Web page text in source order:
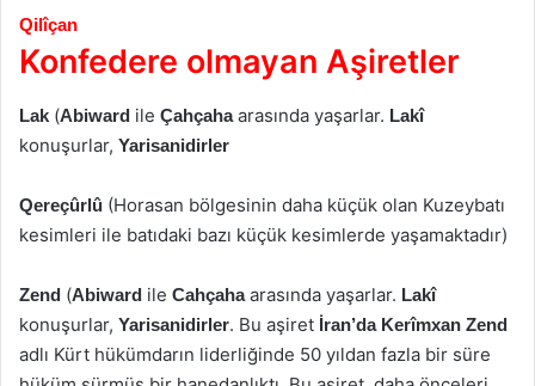
Qilîçan
Konfedere olmayan Aşiretler
Lak (Abiward ile Çahçahaarasında yaşarlar. Lakî
konuşurlar, Yarisanidirler
Qereçûrlû (Horasan bölgesinin daha küçük olan Kuzeybatı
kesimleri ile batıdaki bazı küçük kesimlerde yaşamaktadır)
Zend (Abiward ile Cahçahaarasında yaşarlar. Lakî
konuşurlar, Yarisanidirler. Bu aşiret İran’da Kerîmxan Zend
adlı Kürt hükümdarın liderliğinde 50 yıldan fazla bir süre